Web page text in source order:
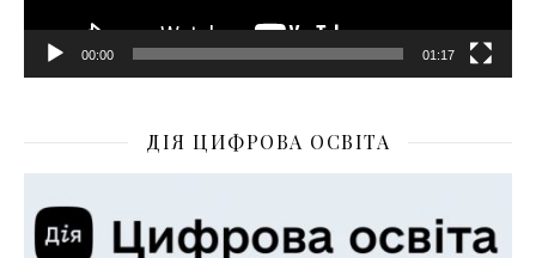
00:00 01:17
ДІЯ ЦИФРОВА ОСВІТА